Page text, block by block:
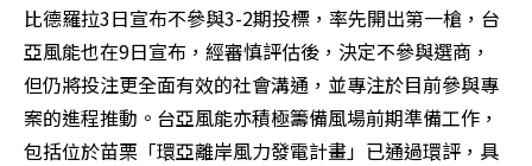
比德羅拉3日宣布不參與3-2期投標，率先開出第一槍，台
亞風能也在9日宣布，經審慎評估後，決定不參與選商，
但仍將投注更全面有效的社會溝通，並專注於目前參與專
案的進程推動。台亞風能亦積極籌備風場前期準備工作，
包括位於苗栗「環亞離岸風力發電計畫」已通過環評，具